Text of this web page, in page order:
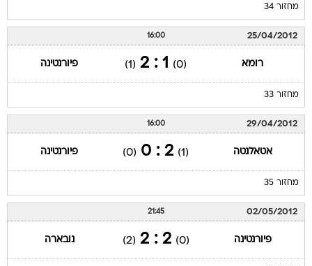
מחזור 34
25/04/2012
16:00
רומא (0)
1 : 2
(1) פיורנטינה
מחזור 33
29/04/2012
16:00
אטאלנטה (1)
2 : 0
(0) פיורנטינה
מחזור 35
02/05/2012
21:45
פיורנטינה (0)
2 : 2
(2) נובארה